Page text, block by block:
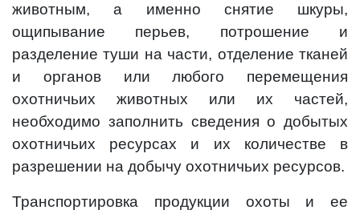
животным, а именно снятие шкуры,
ощипывание перьев, потрошение и
разделение туши на части, отделение тканей
и органов или любого перемещения
охотничьих животных или их частей,
необходимо заполнить сведения о добытых
охотничьих ресурсах и их количестве в
разрешении на добычу охотничьих ресурсов.
Транспортировка продукции охоты и ее